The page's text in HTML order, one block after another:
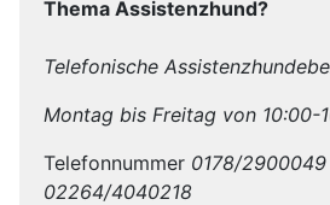
Thema Assistenzhund?
Telefonische
Montag bis Freitag von 10:00-
Telefonnummer 0178/
02264/4040218